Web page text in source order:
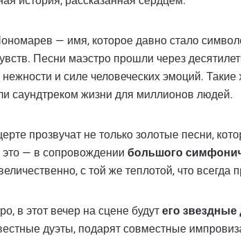
— имя, которое давно стало
Песни маэстро прошли через
и силе человеческих эмоций. Такие
саундтреком жизни для миллионов людей.
прозвучат не только золотые песни,
это — в сопровождении большого
с той же теплотой, что всегда
в этот вечер на сцене будут его звездные
дуэты, подарят совместные